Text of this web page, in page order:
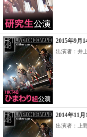
2015年9月
出演者：井
2014年11
出演者：上